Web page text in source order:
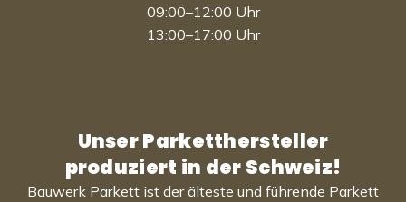
09:00–12:00 Uhr
13:00–17:00 Uhr
Unser Parketthersteller
produziert in der Schweiz!
Bauwerk Parkett ist der älteste und führende Parkett